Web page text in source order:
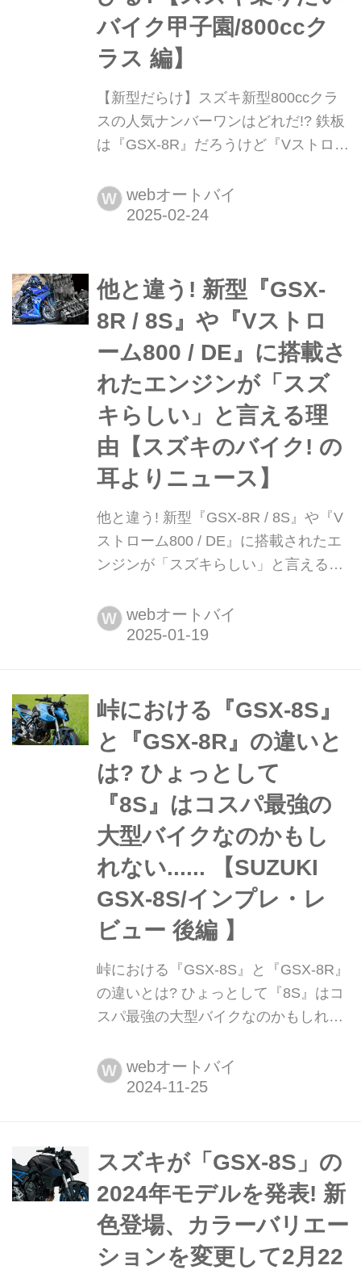
バイク甲子園/800ccク
ラス 編】
【新型だらけ】スズキ新型800ccクラ
スの人気ナンバーワンはどれだ!?︎ 鉄板
は『GSX-8R』だろうけど『Vストロー
乗りたいバイク甲子園/800ccクラス
編】 いま買えるスズキの全ラインアッ
開催! 新型だらけの800ccクラスの人気
No.1はどれだ!?︎
W webオートバイ
他と違う! 新型『GSX-
8R / 8S』や『Vストロ
ーム800 / DE』に搭載さ
れたエンジンが「スズ
キらしい」と言える理
由【スズキのバイク! の
耳よりニュース】
他と違う! 新型『GSX-8R / 8S』や『V
ストローム800 / DE』に搭載されたエ
ンジンが「スズキらしい」と言える理
ス】 2023年に登場した『GSX-8S』に
初搭載されたスズキの新型並列2気筒
ごい?
W webオートバイ
峠における『GSX-8S』
と『GSX-8R』の違いと
は? ひょっとして
『8S』はコスパ最強の
大型バイクなのかもし
れない...... 【SUZUKI
GSX-8S/インプレ・レ
ビュー 後編 】
峠における『GSX-8S』と『GSX-8R』
の違いとは? ひょっとして『8S』はコ
スパ最強の大型バイクなのかもしれな
レビュー 後編 】 ようやく見えてきた
『GSX-8S』の本領の片鱗......なかなか
W webオートバイ
スズキが「GSX-8S」の
2024年モデルを発表! 新
色登場、カラーバリエー
ションを変更して2月22